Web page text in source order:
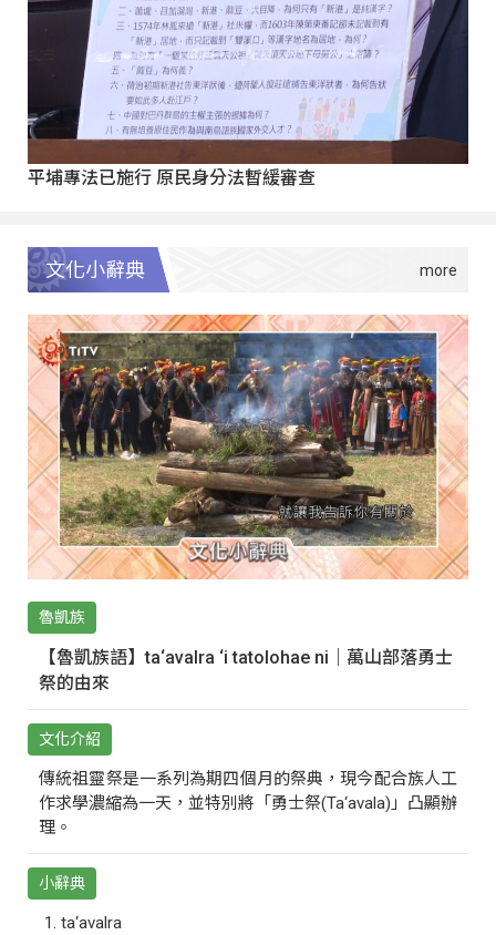
平埔專法已施行 原民身分法暫緩審查
文化小辭典
魯凱族
【魯凱族語】ta‘avalra ‘i tatolohae ni｜萬山部落勇士
祭的由來
文化介紹
傳統祖靈祭是一系列為期四個月的祭典，現今配合族人工
作求學濃縮為一天，並特別將「勇士祭(Ta‘avala)」凸顯辦
理。
小辭典
ta‘avalra